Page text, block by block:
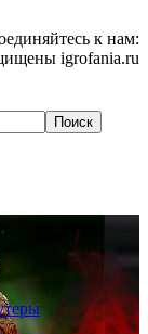
к нам:
igrofania.ru